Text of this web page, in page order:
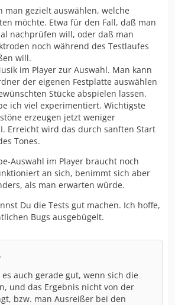
man gezielt auswählen, welche
möchte. Etwa für den Fall, daß man
nachprüfen will, oder daß man
noch während des Testlaufes
will.
im Player zur Auswahl. Man kann
der eigenen Festplatte auswählen
Stücke abspielen lassen.
ich viel experimentiert. Wichtigste
erzeugen jetzt weniger
Erreicht wird das durch sanften Start
Tones.
Auswahl im Player braucht noch
an sich, benimmt sich aber
als man erwarten würde.
Du die Tests gut machen. Ich hoffe,
Bugs ausgebügelt.
auch gerade gut, wenn sich die
und das Ergebnis nicht von der
bzw. man Ausreißer bei den